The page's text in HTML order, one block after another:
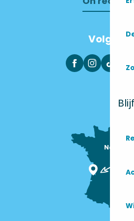
Blijf
Volg ons
Nous